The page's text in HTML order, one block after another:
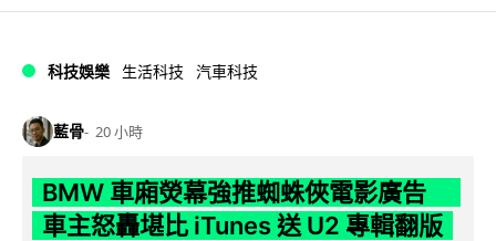
科技娛樂 生活科技 汽車科技
藍骨 20 小時
BMW 車廂熒幕強推蜘蛛俠電影廣告
車主怒轟堪比 iTunes 送 U2 專輯翻版